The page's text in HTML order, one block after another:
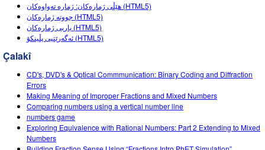
Teaching with PhET
DEIB in STEM Ed
SceneryStack OSE
Impact Report
هێڵی ژمارەکان: ژمارە تەواوەکان (HTML5)
جووتە ژمارەکان (HTML5)
یاریی ژمارەکان (HTML5)
ئەگەرێتیی پڵینکۆ (HTML5)
Çalakî
CD's, DVD's & Optical Commmunication: Binary Coding and Diffraction
Errors
Making Meaning of Improper Fractions and Mixed Numbers
Comparing numbers using a vertical number line
numbers game
Exploring Equivalence with Rational Numbers: Part 2 Extending to Mixed
Numbers